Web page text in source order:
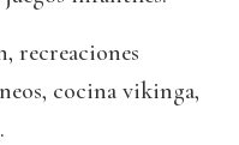
recreaciones
cocina vikinga,